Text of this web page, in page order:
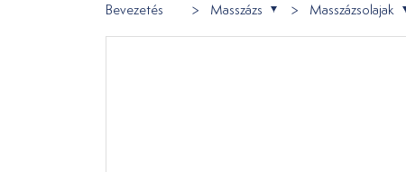
Bevezetés Masszázs Masszázsolajak